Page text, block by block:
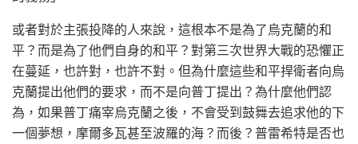
或者對於主張投降的人來說，這根本不是為了烏克蘭的和
平？而是為了他們自身的和平？對第三次世界大戰的恐懼正
在蔓延，也許對，也許不對。但為什麼這些和平捍衛者向烏
克蘭提出他們的要求，而不是向普丁提出？為什麼他們認
為，如果普丁痛宰烏克蘭之後，不會受到鼓舞去追求他的下
一個夢想，摩爾多瓦甚至波羅的海？而後？普雷希特是否也